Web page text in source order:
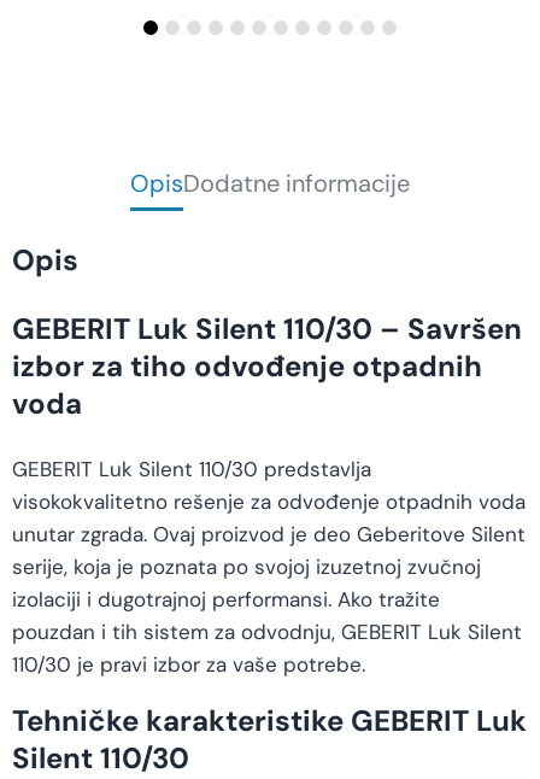
OpisDodatne informacije
Opis
GEBERIT Luk Silent 110/30 – Savršen
izbor za tiho odvođenje otpadnih
voda
GEBERIT Luk Silent 110/30 predstavlja
visokokvalitetno rešenje za odvođenje otpadnih voda
unutar zgrada. Ovaj proizvod je deo Geberitove Silent
serije, koja je poznata po svojoj izuzetnoj zvučnoj
izolaciji i dugotrajnoj performansi. Ako tražite
pouzdan i tih sistem za odvodnju, GEBERIT Luk Silent
110/30 je pravi izbor za vaše potrebe.
Tehničke karakteristike GEBERIT Luk
Silent 110/30